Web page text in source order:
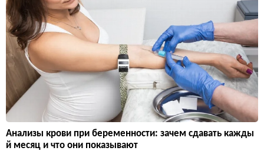
Анализы крови при беременности: зачем сдавать кажды
й месяц и что они показывают